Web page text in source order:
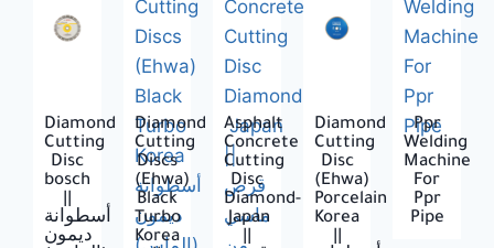
Diamond
Cutting
Disc
bosch
أسطوانة
ديمون
Diamond
Cutting
Discs
(Ehwa)
Black
Turbo
Korea
Asphalt
Concrete
Cutting
Disc
Diamond-
Japan
Diamond
Cutting
Disc
(Ehwa)
Porcelain
Korea
Ppr
Welding
Machine
For
Ppr
Pipe